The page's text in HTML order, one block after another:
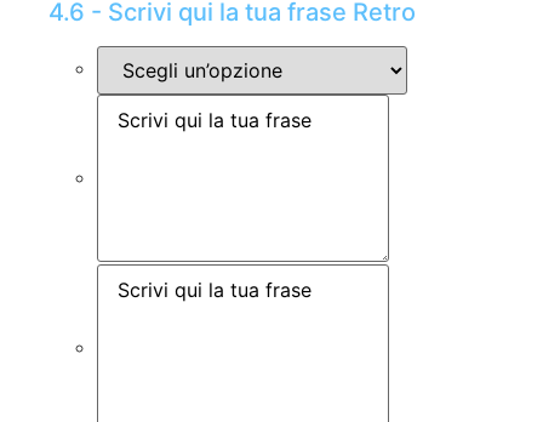
4.6 - Scrivi qui la tua frase Retro